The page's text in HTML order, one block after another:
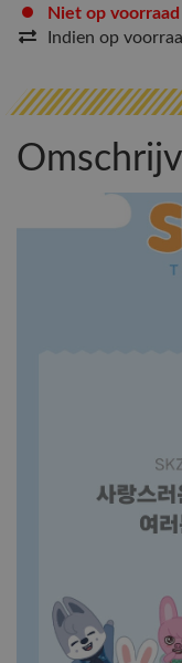
Niet op voorraad
Indien op